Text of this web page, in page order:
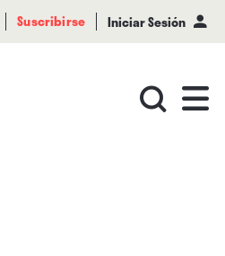
Suscribirse Iniciar Sesión